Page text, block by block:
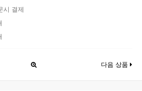
시 결제
다음 상품